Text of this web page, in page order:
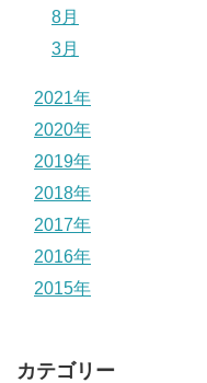
8月
3月
2021年
2020年
2019年
2018年
2017年
2016年
2015年
カテゴリー